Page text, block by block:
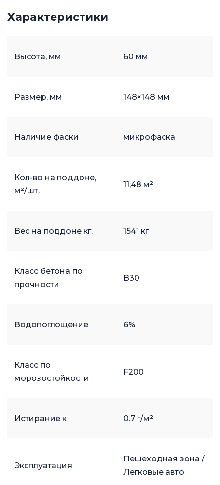
Характеристики
Высота, мм 60 мм
Размер, мм 148×148 мм
Наличие фаски микрофаска
Кол-во на поддоне,
м²/шт.
11,48 м²
Вес на поддоне кг. 1541 кг
Класс бетона по
прочности
В30
Водопоглощение 6%
Класс по
морозостойкости
F200
Истирание к 0.7 г/м²
Эксплуатация
Пешеходная зона /
Легковые авто